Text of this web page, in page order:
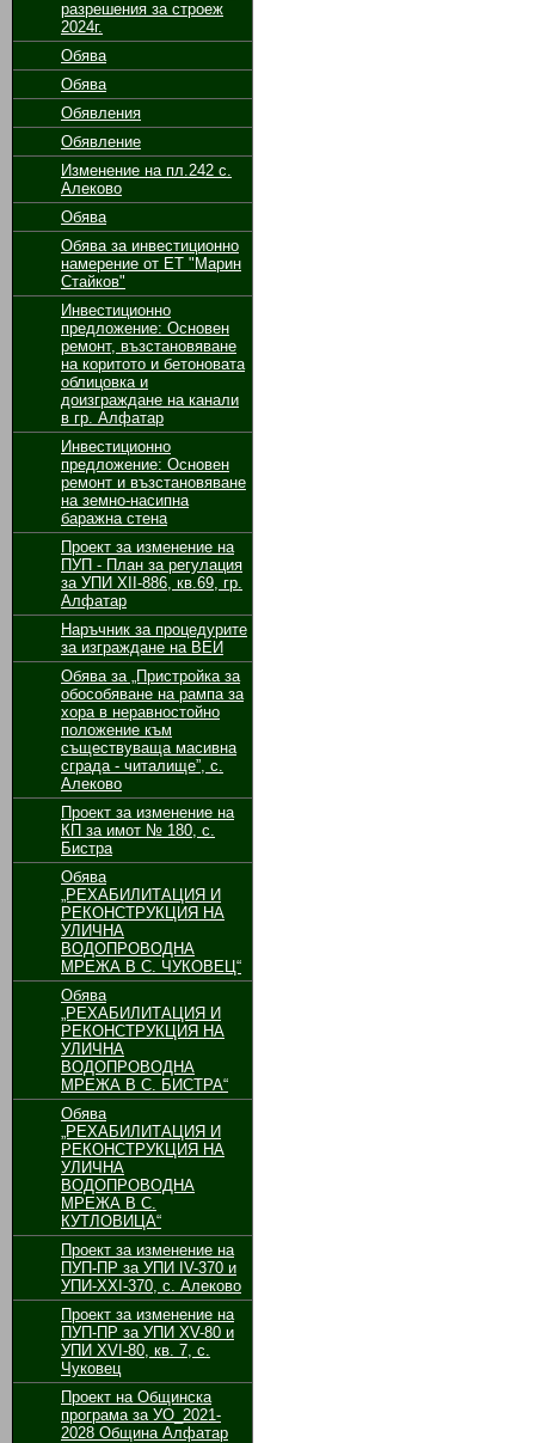
разрешения за строеж
2024г.
Обява
Обява
Обявления
Обявление
Изменение на пл.242 с.
Алеково
Обява
Обява за инвестиционно
намерение от ЕТ "Марин
Стайков"
Инвестиционно
предложение: Основен
ремонт, възстановяване
на коритото и бетоновата
облицовка и
доизграждане на канали
в гр. Алфатар
Инвестиционно
предложение: Основен
ремонт и възстановяване
на земно-насипна
баражна стена
Проект за изменение на
ПУП - План за регулация
за УПИ ХІІ-886, кв.69, гр.
Алфатар
Наръчник за процедурите
за изграждане на ВЕИ
Обява за „Пристройка за
обособяване на рампа за
хора в неравностойно
положение към
съществуваща масивна
сграда - читалище”, с.
Алеково
Проект за изменение на
КП за имот № 180, с.
Бистра
Обява
„РЕХАБИЛИТАЦИЯ И
РЕКОНСТРУКЦИЯ НА
УЛИЧНА
ВОДОПРОВОДНА
МРЕЖА В С. ЧУКОВЕЦ“
Обява
„РЕХАБИЛИТАЦИЯ И
РЕКОНСТРУКЦИЯ НА
УЛИЧНА
ВОДОПРОВОДНА
МРЕЖА В С. БИСТРА“
Обява
„РЕХАБИЛИТАЦИЯ И
РЕКОНСТРУКЦИЯ НА
УЛИЧНА
ВОДОПРОВОДНА
МРЕЖА В С.
КУТЛОВИЦА“
Проект за изменение на
ПУП-ПР за УПИ ІV-370 и
УПИ-ХХІ-370, с. Алеково
Проект за изменение на
ПУП-ПР за УПИ ХV-80 и
УПИ ХVІ-80, кв. 7, с.
Чуковец
Проект на Общинска
програма за УО_2021-
2028 Община Алфатар